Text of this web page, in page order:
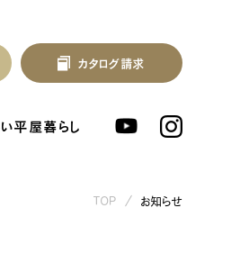
カタログ請求
い平屋暮らし
カタログ請求 MENU
TOP お知らせ